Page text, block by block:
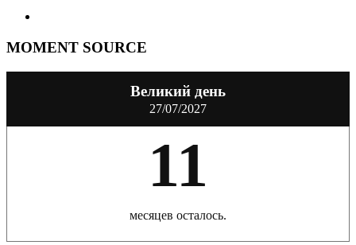
MOMENT SOURCE
Великий день
27/07/2027
11
месяцев осталось.